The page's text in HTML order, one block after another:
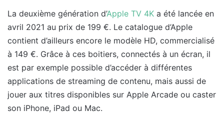
La deuxième génération d’Apple TV 4K a été lancée en
avril 2021 au prix de 199 €. Le catalogue d’Apple
contient d’ailleurs encore le modèle HD, commercialisé
à 149 €. Grâce à ces boitiers, connectés à un écran, il
est par exemple possible d’accéder à différentes
applications de streaming de contenu, mais aussi de
jouer aux titres disponibles sur Apple Arcade ou caster
son iPhone, iPad ou Mac.